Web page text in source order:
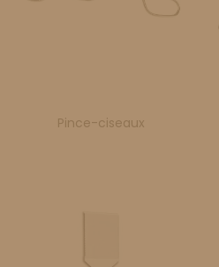
Pince-ciseaux